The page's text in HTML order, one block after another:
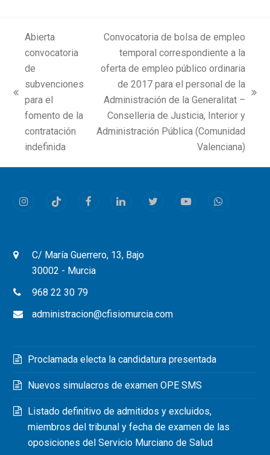
previous
post:
Abierta
convocatoria
de
subvenciones
para el
fomento de la
contratación
indefinida
next
post:
Convocatoria de bolsa de empleo
temporal correspondiente a la
oferta de empleo público ordinaria
de 2017 para el personal de la
Administración de la Generalitat –
Conselleria de Justicia, Interior y
Administración Pública (Comunidad
Valenciana)
InstagramTiktok FacebookLinkedInTwitterYoutubeWhatsapp
C/ María Guerrero, 13, Bajo
30002 - Murcia
968 22 30 79
administracion@cfisiomurcia.com
Proclamada electa la candidatura presentada
Nuevos simulacros de examen OPE SMS
Listado definitivo de admitidos y excluidos,
miembros del tribunal y fecha de examen de las
oposiciones del Servicio Murciano de Salud